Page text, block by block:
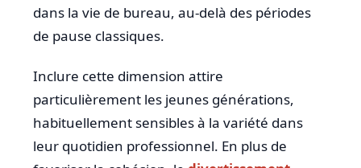
dans la vie de bureau, au-delà des périodes
de pause classiques.
Inclure cette dimension attire
particulièrement les jeunes générations,
habituellement sensibles à la variété dans
leur quotidien professionnel. En plus de